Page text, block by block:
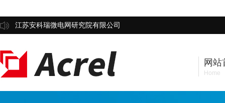
江苏安科瑞微电网研究院有限公司
网站
Home